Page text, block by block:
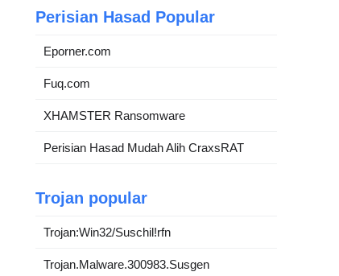
Perisian Hasad Popular
Eporner.com
Fuq.com
XHAMSTER Ransomware
Perisian Hasad Mudah Alih CraxsRAT
Trojan popular
Trojan:Win32/Suschil!rfn
Trojan.Malware.300983.Susgen